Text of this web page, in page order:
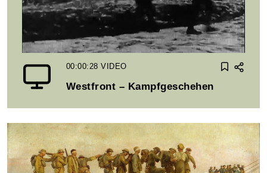
00:00:28VIDEO
Westfront – Kampfgeschehen